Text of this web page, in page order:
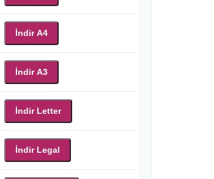
İndir A4
İndir A3
İndir Letter
İndir Legal